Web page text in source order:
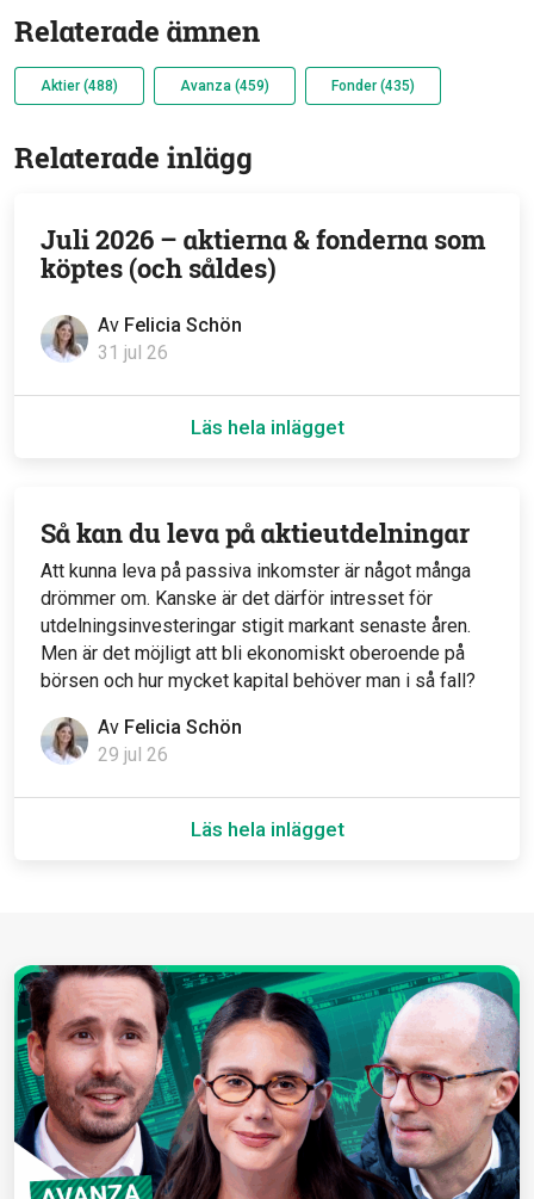
Relaterade ämnen
Aktier (488) Avanza (459) Fonder (435)
Relaterade inlägg
Av Felicia Schön
31 jul 26
Juli 2026 – aktierna & fonderna som
köptes (och såldes)
Läs hela inlägget
Av Felicia Schön
29 jul 26
Så kan du leva på aktieutdelningar
Att kunna leva på passiva inkomster är något många
drömmer om. Kanske är det därför intresset för
utdelningsinvesteringar stigit markant senaste åren.
Men är det möjligt att bli ekonomiskt oberoende på
börsen och hur mycket kapital behöver man i så fall?
Läs hela inlägget